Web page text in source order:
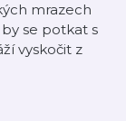
mrazech
se potkat s
vyskočit z